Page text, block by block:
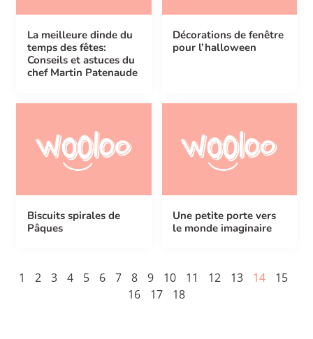
La meilleure dinde du
temps des fêtes:
Conseils et astuces du
chef Martin Patenaude
Décorations de fenêtre
pour l’halloween
Biscuits spirales de
Pâques
Une petite porte vers
le monde imaginaire
1 2 3 4 5 6 7 8 9 10 11 12 13 14
15
16
17 18